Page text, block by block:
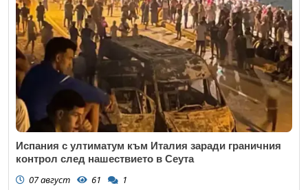
Испания с ултиматум към Италия заради граничния
контрол след нашествието в Сеута
07 август 61 1